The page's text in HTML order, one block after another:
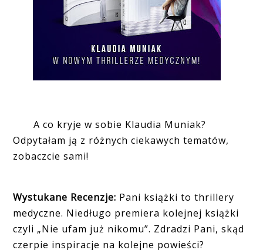
A co kryje w sobie Klaudia Muniak?
Odpytałam ją z różnych ciekawych tematów,
zobaczcie sami!
Wystukane Recenzje: Pani książki to thrillery
medyczne. Niedługo premiera kolejnej książki
czyli „Nie ufam już nikomu”. Zdradzi Pani, skąd
czerpie inspiracje na kolejne powieści?